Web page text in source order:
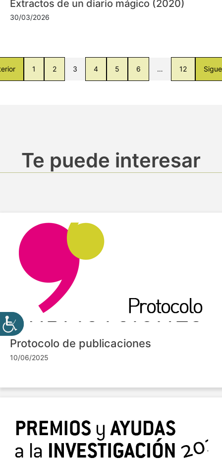
Extractos de un diario mágico (2020)
30/03/2026
1 2 3 4 5 6 … 12
Te puede interesar
Protocolo de publicaciones
10/06/2025